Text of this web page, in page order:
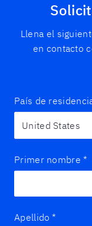
Llena el
en contacto
País de
Primer nombre *
Apellido *